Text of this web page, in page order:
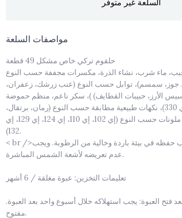
السلعة غير متوفر
مواصفات السلعة
حلقوم تركي خاص مشكل 49 قطعة
ماء شرب، نشاء الذرة، مكسرات مجففة حسب النوع
جوز، سمسم)، توابل حسب النوع (عنب زرشك، زعفران،
الأرز، حبيبات القطايف) )، سكر ناعم، منظم حموضة
(حامض الستريك إي 330)، نكهات طبيعية مطابقة حسب النوع (رمان، برتقال،
ورد، يوسفي، كيوي)، ملونات حسب النوع (إي 102، إي 110، إي 124، إي 129، إي
132).
< br />شروط التخزين: يجب حفظه في بيئة باردة وخالية من الرطوبة. ويجب
عدم تعريضه لأشعة الشمس المباشرة.
تعليمات التخزين: عبوة مغلقة / 6 أشهر
فتح العبوة: يجب استهلاكه خلال أسبوع واحد بعد العبوة.
مفتوح.